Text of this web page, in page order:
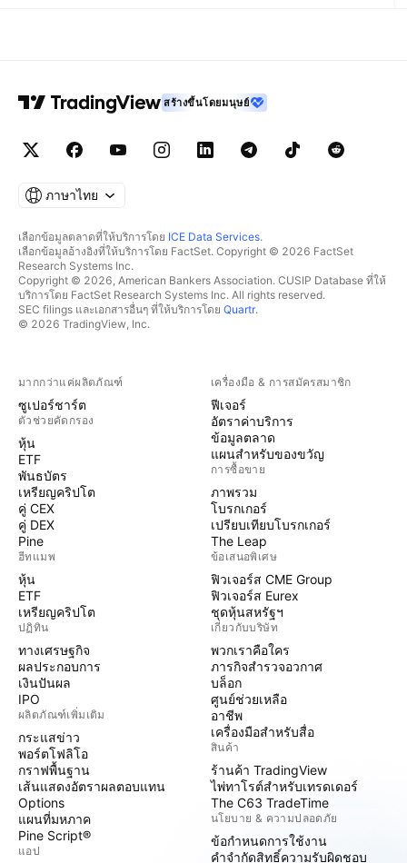
สร้างขึ้นโดยมนุษย์
ภาษาไทย
เลือกข้อมูลตลาดที่ให้บริการโดย ICE Data Services.
เลือกข้อมูลอ้างอิงที่ให้บริการโดย FactSet. Copyright © 2026 FactSet
Research Systems Inc.
Copyright © 2026, American Bankers Association. CUSIP Database ที่ให้
บริการโดย FactSet Research Systems Inc. All rights reserved.
SEC filings และเอกสารอื่นๆ ที่ให้บริการโดย Quartr.
© 2026 TradingView, Inc.
มากกว่าแค่ผลิตภัณฑ์
ซูเปอร์ชาร์ต
ตัวช่วยคัดกรอง
หุ้น
ETF
พันธบัตร
เหรียญคริปโต
คู่ CEX
คู่ DEX
Pine
ฮีทแมพ
หุ้น
ETF
เหรียญคริปโต
ปฏิทิน
ทางเศรษฐกิจ
ผลประกอบการ
เงินปันผล
IPO
ผลิตภัณฑ์เพิ่มเติม
กระแสข่าว
พอร์ตโฟลิโอ
กราฟพื้นฐาน
เส้นแสดงอัตราผลตอบแทน
Options
แผนที่มหภาค
Pine Script®
แอป
เครื่องมือ & การสมัครสมาชิก
ฟีเจอร์
อัตราค่าบริการ
ข้อมูลตลาด
แผนสำหรับของขวัญ
การซื้อขาย
ภาพรวม
โบรกเกอร์
เปรียบเทียบโบรกเกอร์
The Leap
ข้อเสนอพิเศษ
ฟิวเจอร์ส CME Group
ฟิวเจอร์ส Eurex
ชุดหุ้นสหรัฐฯ
เกี่ยวกับบริษัท
พวกเราคือใคร
ภารกิจสำรวจอวกาศ
บล็อก
ศูนย์ช่วยเหลือ
อาชีพ
เครื่องมือสำหรับสื่อ
สินค้า
ร้านค้า TradingView
ไพ่ทาโรต์สำหรับเทรดเดอร์
The C63 TradeTime
นโยบาย & ความปลอดภัย
ข้อกำหนดการใช้งาน
คำจำกัดสิทธิ์ความรับผิดชอบ